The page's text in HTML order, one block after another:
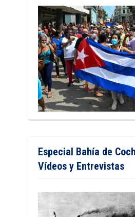
Especial Bahía de
Vídeos y Entrevistas